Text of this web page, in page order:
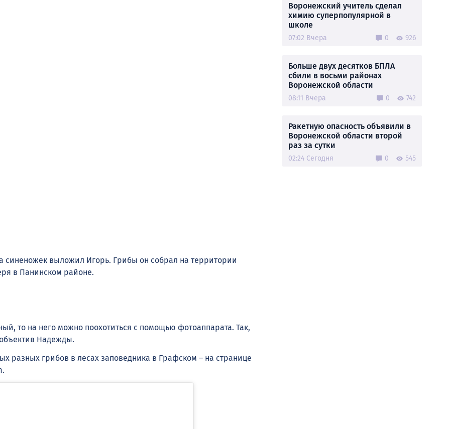
синеножек выложил Игорь. Грибы он собрал на территории
в Панинском районе.
то на него можно поохотиться с помощью фотоаппарата. Так,
Надежды.
разных грибов в лесах заповедника в Графском – на странице
Воронежский учитель сделал
химию суперпопулярной в
школе
07:02 Вчера 0 926
Больше двух десятков БПЛА
сбили в восьми районах
Воронежской области
08:11 Вчера 0 742
Ракетную опасность объявили в
Воронежской области второй
раз за сутки
02:24 Сегодня 0 545